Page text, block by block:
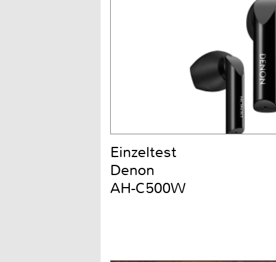
Einzeltest
Denon
AH-C500W